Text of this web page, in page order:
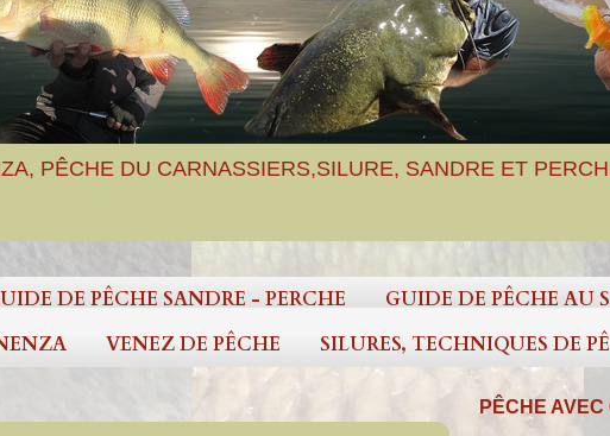
PÊCHE DU CARNASSIERS,SILURE, SANDRE ET
DE PÊCHE SANDRE - PERCHE
GUIDE DE PÊCHE AU
VENEZ DE PÊCHE SILURES, TECHNIQUES DE
PÊCHE